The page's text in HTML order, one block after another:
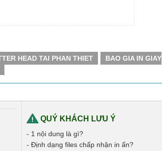
HEAD TAI PHAN THIET
BAO GIA IN GIAY
QUÝ KHÁCH LƯU Ý
- 1 nội dung là gì?
- Định dạng files chấp nhận in ấn?